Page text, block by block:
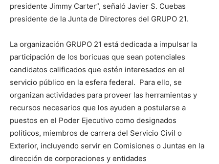
presidente Jimmy Carter”, señaló Javier S. Cuebas
presidente de la Junta de Directores del GRUPO 21.
La organización GRUPO 21 está dedicada a impulsar la
participación de los boricuas que sean potenciales
candidatos calificados que estén interesados en el
servicio público en la esfera federal. Para ello, se
organizan actividades para proveer las herramientas y
recursos necesarios que los ayuden a postularse a
puestos en el Poder Ejecutivo como designados
políticos, miembros de carrera del Servicio Civil o
Exterior, incluyendo servir en Comisiones o Juntas en la
dirección de corporaciones y entidades